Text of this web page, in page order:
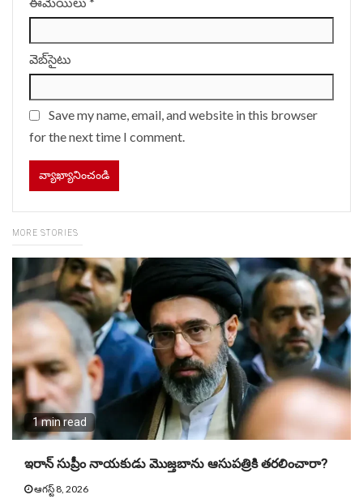
వెబ్‌సైటు
Save my name, email, and website in this browser
for the next time I comment.
MORE STORIES
1 min read
ఇరాన్ సుప్రీం నాయకుడు మొజ్తబాను ఆసుపత్రికి తరలించారా?
ఆగస్ట్ 8, 2026